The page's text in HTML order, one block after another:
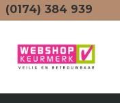
(0174) 384 939